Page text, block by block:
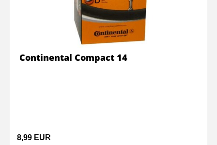
8,99 EUR
Continental Compact 14